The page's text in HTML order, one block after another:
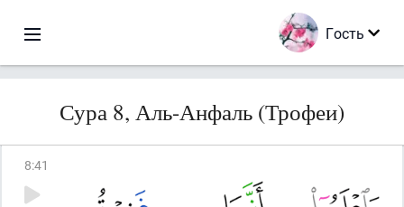
Гость
Сура 8, Аль-Анфаль (Трофеи)
8:41